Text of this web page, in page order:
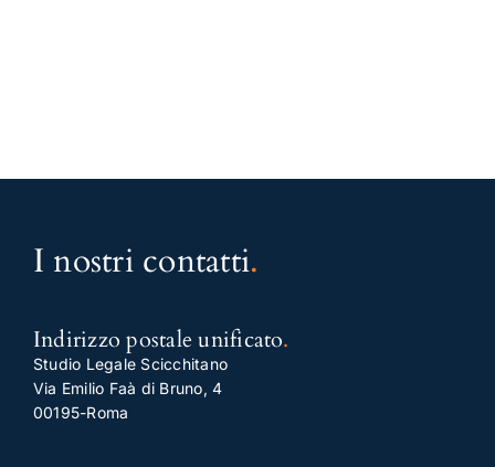
I nostri contatti.
Indirizzo postale unificato.
Studio Legale Scicchitano
Via Emilio Faà di Bruno, 4
00195-Roma